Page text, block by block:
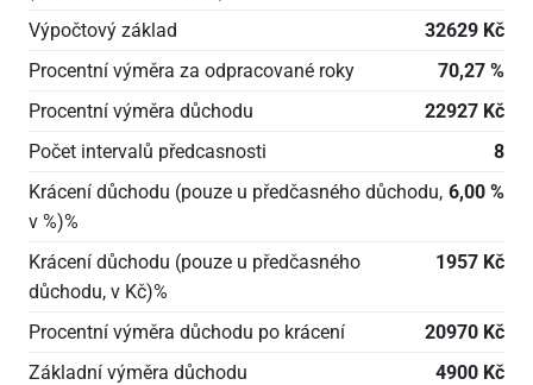
Výpočtový základ
32629 Kč
Procentní výměra za odpracované roky
70,27 %
Procentní výměra důchodu
22927 Kč
Počet intervalů předcasnosti
8
Krácení důchodu (pouze u předčasného důchodu,
v %)%
6,00 %
Krácení důchodu (pouze u předčasného
důchodu, v Kč)%
1957 Kč
Procentní výměra důchodu po krácení
20970 Kč
Základní výměra důchodu
4900 Kč